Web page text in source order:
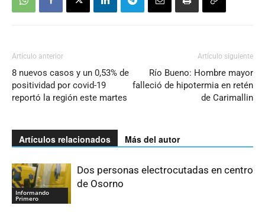
Artículo anterior
8 nuevos casos y un 0,53% de
positividad por covid-19
reportó la región este martes
Artículo siguiente
Río Bueno: Hombre mayor
falleció de hipotermia en retén
de Carimallin
Artículos relacionados Más del autor
Informando
Primero
Dos personas electrocutadas en centro
de Osorno